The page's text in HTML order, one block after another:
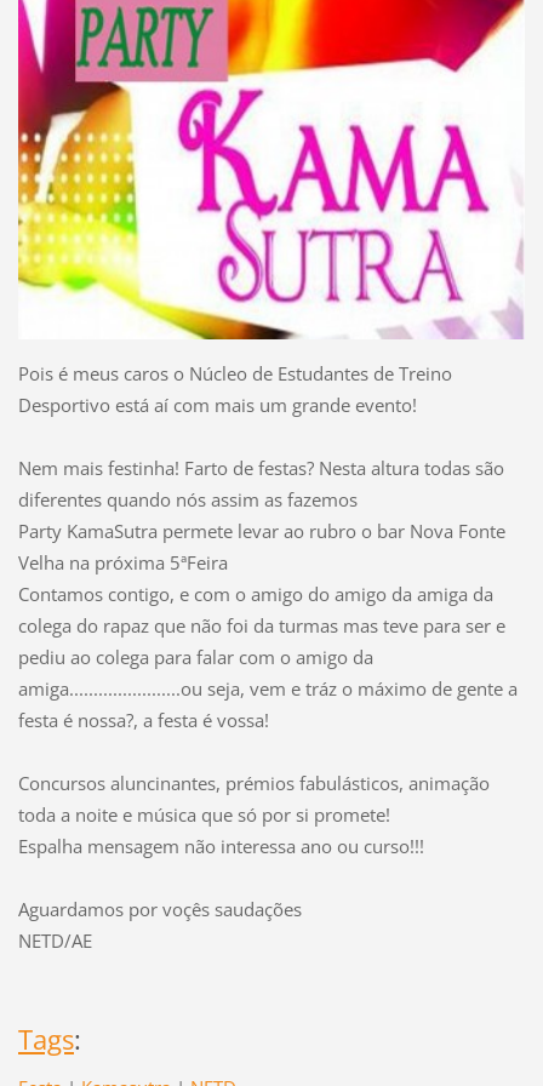
Pois é meus caros o Núcleo de Estudantes de Treino
Desportivo está aí com mais um grande evento!
Nem mais festinha! Farto de festas? Nesta altura todas são
diferentes quando nós assim as fazemos
Party KamaSutra permete levar ao rubro o bar Nova Fonte
Velha na próxima 5ªFeira
Contamos contigo, e com o amigo do amigo da amiga da
colega do rapaz que não foi da turmas mas teve para ser e
pediu ao colega para falar com o amigo da
amiga.......................ou seja, vem e tráz o máximo de gente a
festa é nossa?, a festa é vossa!
Concursos aluncinantes, prémios fabulásticos, animação
toda a noite e música que só por si promete!
Espalha mensagem não interessa ano ou curso!!!
Aguardamos por voçês saudações
NETD/AE
Tags: